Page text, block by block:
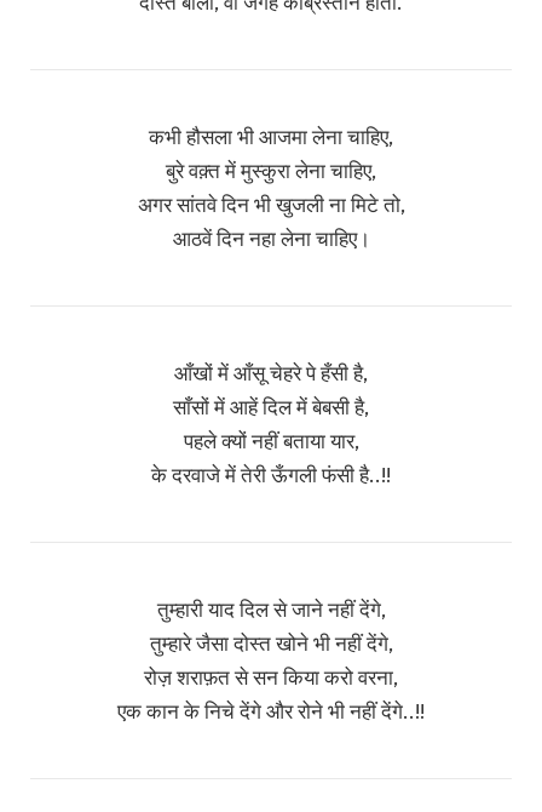
कभी हौसला भी आजमा लेना चाहिए,
बुरे वक़्त में मुस्कुरा लेना चाहिए,
अगर सांतवे दिन भी खुजली ना मिटे तो,
आठवें दिन नहा लेना चाहिए।
आँखों में आँसू चेहरे पे हँसी है,
साँसों में आहें दिल में बेबसी है,
पहले क्यों नहीं बताया यार,
के दरवाजे में तेरी ऊँगली फंसी है..!!
तुम्हारी याद दिल से जाने नहीं देंगे,
तुम्हारे जैसा दोस्त खोने भी नहीं देंगे,
रोज़ शराफ़त से सन किया करो वरना,
एक कान के निचे देंगे और रोने भी नहीं देंगे..!!